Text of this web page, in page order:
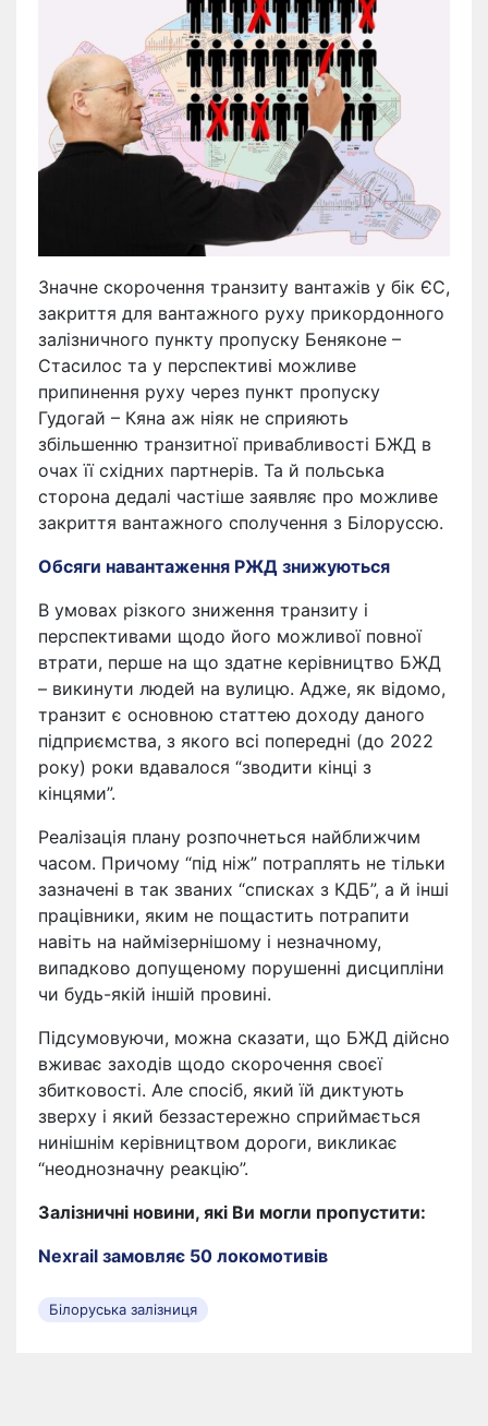
Значне скорочення транзиту вантажів у бік ЄС,
закриття для вантажного руху прикордонного
залізничного пункту пропуску Беняконе –
Стасилос та у перспективі можливе
припинення руху через пункт пропуску
Гудогай – Кяна аж ніяк не сприяють
збільшенню транзитної привабливості БЖД в
очах її східних партнерів. Та й польська
сторона дедалі частіше заявляє про можливе
закриття вантажного сполучення з Білоруссю.
Обсяги навантаження РЖД знижуються
В умовах різкого зниження транзиту і
перспективами щодо його можливої повної
втрати, перше на що здатне керівництво БЖД
– викинути людей на вулицю. Адже, як відомо,
транзит є основною статтею доходу даного
підприємства, з якого всі попередні (до 2022
року) роки вдавалося “зводити кінці з
кінцями”.
Реалізація плану розпочнеться найближчим
часом. Причому “під ніж” потраплять не тільки
зазначені в так званих “списках з КДБ”, а й інші
працівники, яким не пощастить потрапити
навіть на наймізернішому і незначному,
випадково допущеному порушенні дисципліни
чи будь-якій іншій провині.
Підсумовуючи, можна сказати, що БЖД дійсно
вживає заходів щодо скорочення своєї
збитковості. Але спосіб, який їй диктують
зверху і який беззастережно сприймається
нинішнім керівництвом дороги, викликає
“неоднозначну реакцію”.
Залізничні новини, які Ви могли пропустити:
Nexrail замовляє 50 локомотивів
Білоруська залізниця